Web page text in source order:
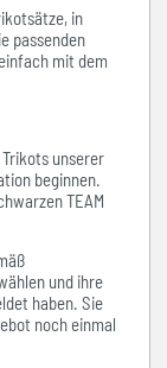
in
passenden
mit dem
unserer
beginnen.
TEAM
und ihre
haben. Sie
noch einmal